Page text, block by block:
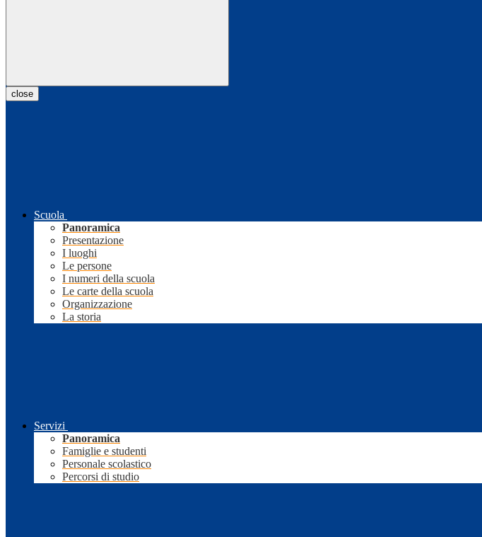
close
Scuola
Panoramica
Presentazione
I luoghi
Le persone
I numeri della scuola
Le carte della scuola
Organizzazione
La storia
Servizi
Panoramica
Famiglie e studenti
Personale scolastico
Percorsi di studio